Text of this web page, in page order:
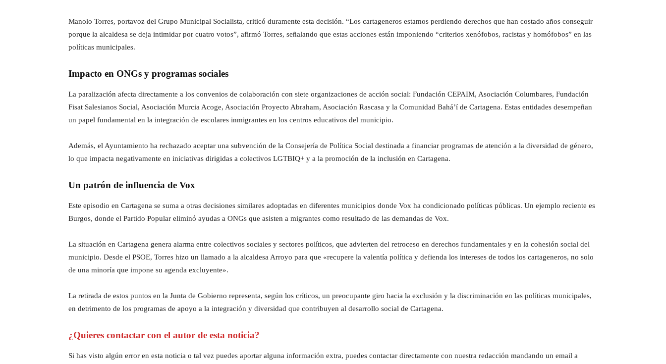
Manolo Torres, portavoz del Grupo Municipal Socialista, criticó duramente esta decisión. “Los cartageneros estamos perdiendo derechos que han costado años conseguir
porque la alcaldesa se deja intimidar por cuatro votos”, afirmó Torres, señalando que estas acciones están imponiendo “criterios xenófobos, racistas y homófobos” en las
políticas municipales.
Impacto en ONGs y programas sociales
La paralización afecta directamente a los convenios de colaboración con siete organizaciones de acción social: Fundación CEPAIM, Asociación Columbares, Fundación
Fisat Salesianos Social, Asociación Murcia Acoge, Asociación Proyecto Abraham, Asociación Rascasa y la Comunidad Bahá’í de Cartagena. Estas entidades desempeñan
un papel fundamental en la integración de escolares inmigrantes en los centros educativos del municipio.
Además, el Ayuntamiento ha rechazado aceptar una subvención de la Consejería de Política Social destinada a financiar programas de atención a la diversidad de género,
lo que impacta negativamente en iniciativas dirigidas a colectivos LGTBIQ+ y a la promoción de la inclusión en Cartagena.
Un patrón de influencia de Vox
Este episodio en Cartagena se suma a otras decisiones similares adoptadas en diferentes municipios donde Vox ha condicionado políticas públicas. Un ejemplo reciente es
Burgos, donde el Partido Popular eliminó ayudas a ONGs que asisten a migrantes como resultado de las demandas de Vox.
La situación en Cartagena genera alarma entre colectivos sociales y sectores políticos, que advierten del retroceso en derechos fundamentales y en la cohesión social del
municipio. Desde el PSOE, Torres hizo un llamado a la alcaldesa Arroyo para que «recupere la valentía política y defienda los intereses de todos los cartageneros, no solo
de una minoría que impone su agenda excluyente».
La retirada de estos puntos en la Junta de Gobierno representa, según los críticos, un preocupante giro hacia la exclusión y la discriminación en las políticas municipales,
en detrimento de los programas de apoyo a la integración y diversidad que contribuyen al desarrollo social de Cartagena.
¿Quieres contactar con el autor de esta noticia?
Si has visto algún error en esta noticia o tal vez puedes aportar alguna información extra, puedes contactar directamente con nuestra redacción mandando un email a